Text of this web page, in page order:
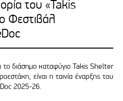
του «Takis
Φεστιβάλ
το διάσημο καταφύγιο Takis Shelter
είναι η ταινία έναρξης του
2025-26.